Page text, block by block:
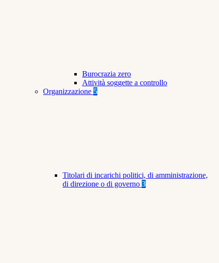
Burocrazia zero
Attività soggette a controllo
Organizzazione 5
Titolari di incarichi politici, di amministrazione,
di direzione o di governo 3